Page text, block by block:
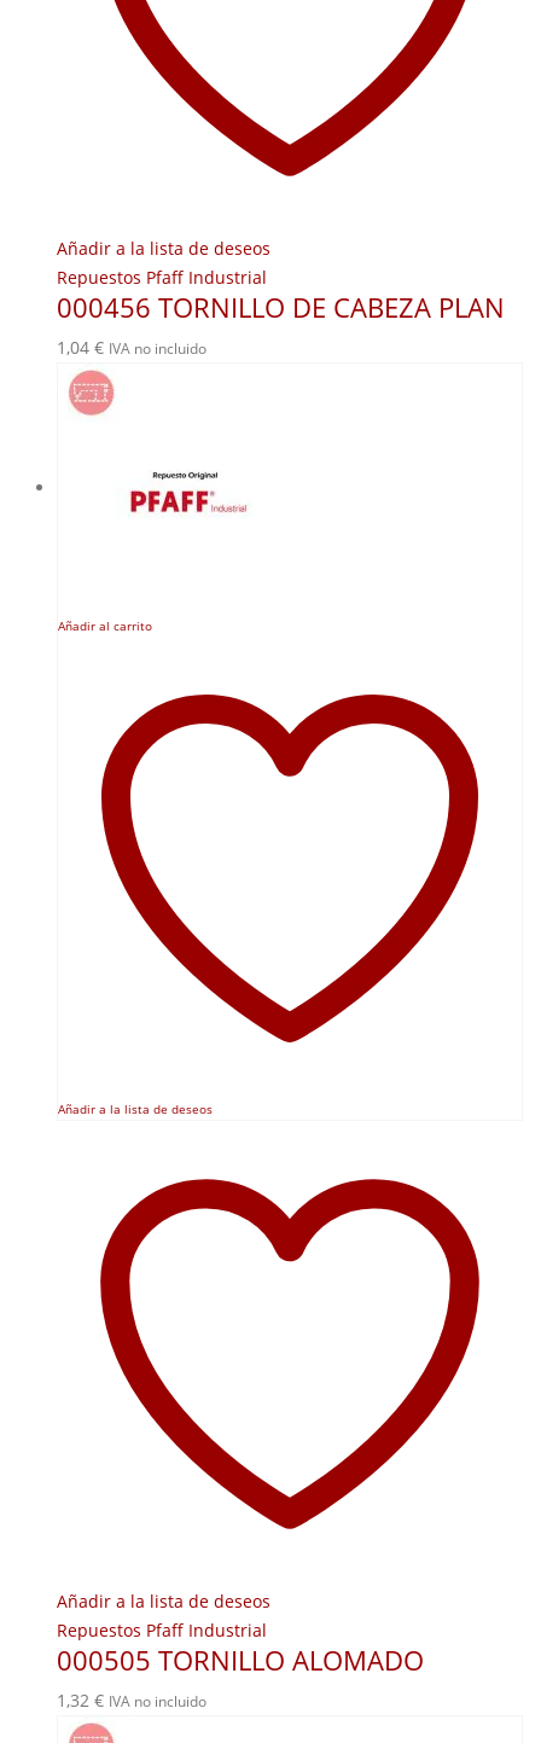
Añadir a la lista de deseos
Repuestos Pfaff Industrial
000456 TORNILLO DE CABEZA PLAN
1,04 € IVA no incluido
Añadir al carrito
Añadir a la lista de deseos
Añadir a la lista de deseos
Repuestos Pfaff Industrial
000505 TORNILLO ALOMADO
1,32 € IVA no incluido